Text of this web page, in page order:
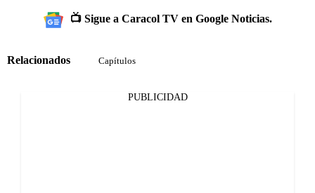
📺 Sigue a Caracol TV en Google Noticias.
Relacionados Capítulos
PUBLICIDAD